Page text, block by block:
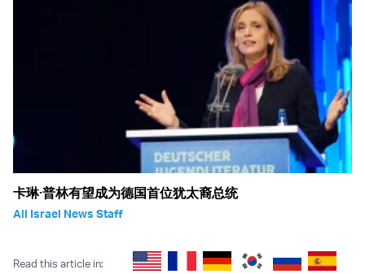
卡琳·普林有望成为德国首位犹太裔总统
All Israel News Staff
Read this article in: